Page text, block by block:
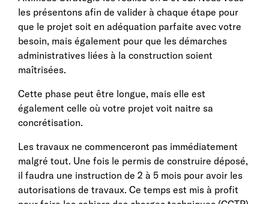
les présentons afin de valider à chaque étape pour
que le projet soit en adéquation parfaite avec votre
besoin, mais également pour que les démarches
administratives liées à la construction soient
maîtrisées.
Cette phase peut être longue, mais elle est
également celle où votre projet voit naitre sa
concrétisation.
Les travaux ne commenceront pas immédiatement
malgré tout. Une fois le permis de construire déposé,
il faudra une instruction de 2 à 5 mois pour avoir les
autorisations de travaux. Ce temps est mis à profit